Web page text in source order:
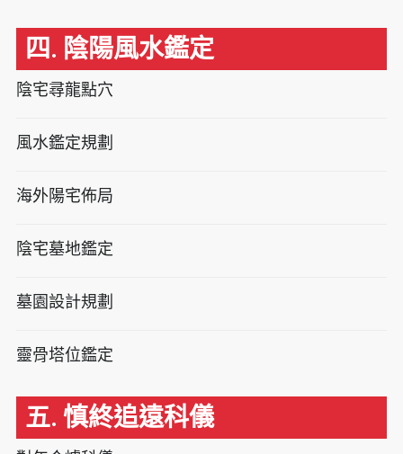
四. 陰陽風水鑑定
陰宅尋龍點穴
風水鑑定規劃
海外陽宅佈局
陰宅墓地鑑定
墓園設計規劃
靈骨塔位鑑定
五. 慎終追遠科儀